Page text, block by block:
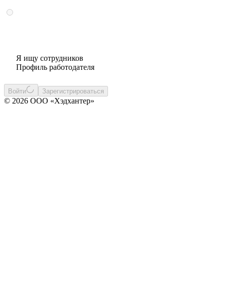
Я ищу сотрудников
Профиль работодателя
Войти Зарегистрироваться
© 2026 ООО «Хэдхантер»